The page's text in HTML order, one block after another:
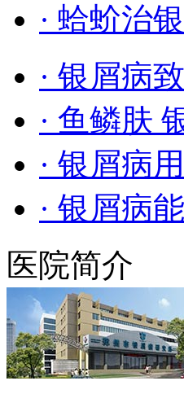
· 蛤蚧治
· 银屑病
· 鱼鳞肤
· 银屑病
· 银屑病
医院简介